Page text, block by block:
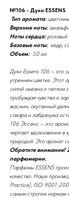
№106 - Духи ESSENS
Тип аромата:
Верхние ноты:
Ноты сердца:розовый
Базовые ноты:кедр,
Объем:50 мл.
Духи Essens 106 – это
утреннем цветке. Этот
силой океана и теплом
пробуждая чувства и
жасмин, окутанный
сахара и лабданума
106 Эссенс – это
черпает вдохновение
природой. Это аромат
Обратите внимание!
парфюмерии.
Парфюмы ESSENS
качество. Наше
Practice), ISO 9001-
самым строгим нормам